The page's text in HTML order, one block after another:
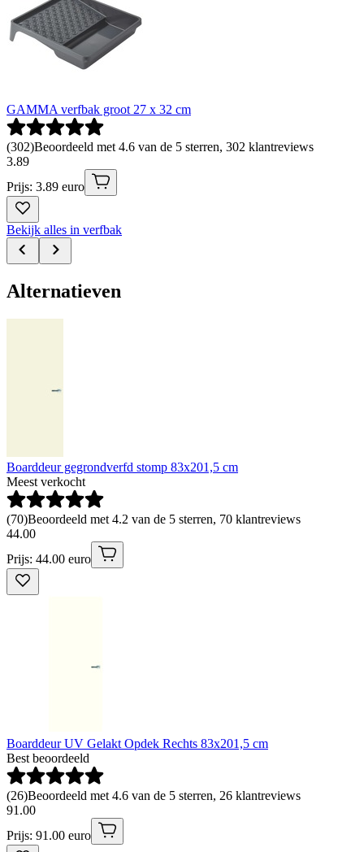
GAMMA verfbak groot 27 x 32 cm
(302)Beoordeeld met 4.6 van de 5 sterren, 302 klantreviews
3.89
Prijs: 3.89 euro
Bekijk alles in verfbak
Alternatieven
Boarddeur gegrondverfd stomp 83x201,5 cm
Meest verkocht
(70)Beoordeeld met 4.2 van de 5 sterren, 70 klantreviews
44.00
Prijs: 44.00 euro
Boarddeur UV Gelakt Opdek Rechts 83x201,5 cm
Best beoordeeld
(26)Beoordeeld met 4.6 van de 5 sterren, 26 klantreviews
91 .00
Prijs: 91.00 euro